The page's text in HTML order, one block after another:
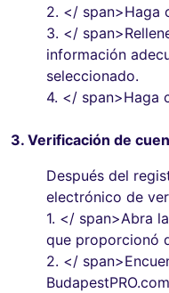
2. </ span>Haga
3. </
información
seleccionado.
4. </ span>Haga
3. Verificación de
Después del
electrónico de
1. </ span>Abra
que proporcionó
2. </